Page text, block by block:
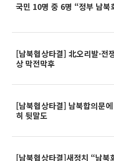
국민 10명 중 6명 “정부 남북
[남북협상타결] 北오리발·
상 막전막후
[남북협상타결] 남북합의문
히 뒷말도
[남북협상타결]새정치 “남